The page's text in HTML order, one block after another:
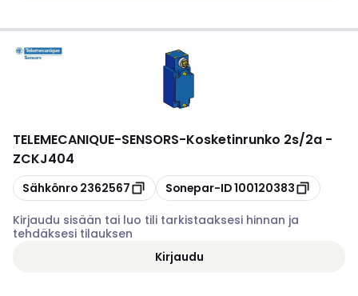
TELEMECANIQUE-SENSORS-Kosketinrunko 2s/2a -
ZCKJ404
Kopioi
Sähkönro 2362567 Kopioi
Sonepar-ID100120383
Kirjaudu sisään tai luo tili tarkistaaksesi hinnan ja
tehdäksesi tilauksen
Kirjaudu